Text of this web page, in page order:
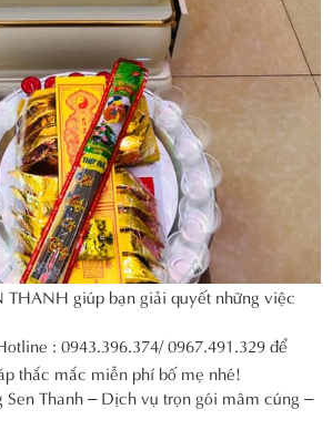
THANH giúp bạn giải quyết những việc
: 0943.396.374/ 0967.491.329 để
thắc mắc miễn phí bố mẹ nhé!
Sen Thanh – Dịch vụ trọn gói mâm cúng –